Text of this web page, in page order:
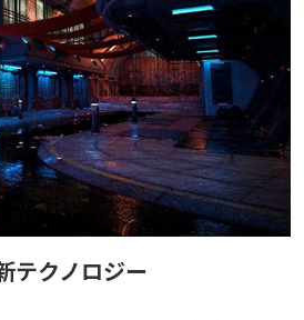
テクノロジー